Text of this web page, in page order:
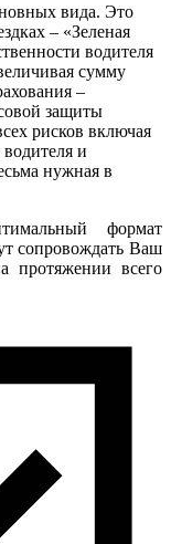
вида. Это
– «Зеленая
водителя
сумму
–
защиты
рисков включая
и
нужная в
формат
сопровождать Ваш
протяжении всего